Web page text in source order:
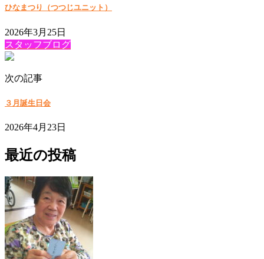
ひなまつり（つつじユニット）
2026年3月25日
スタッフブログ
次の記事
３月誕生日会
2026年4月23日
最近の投稿